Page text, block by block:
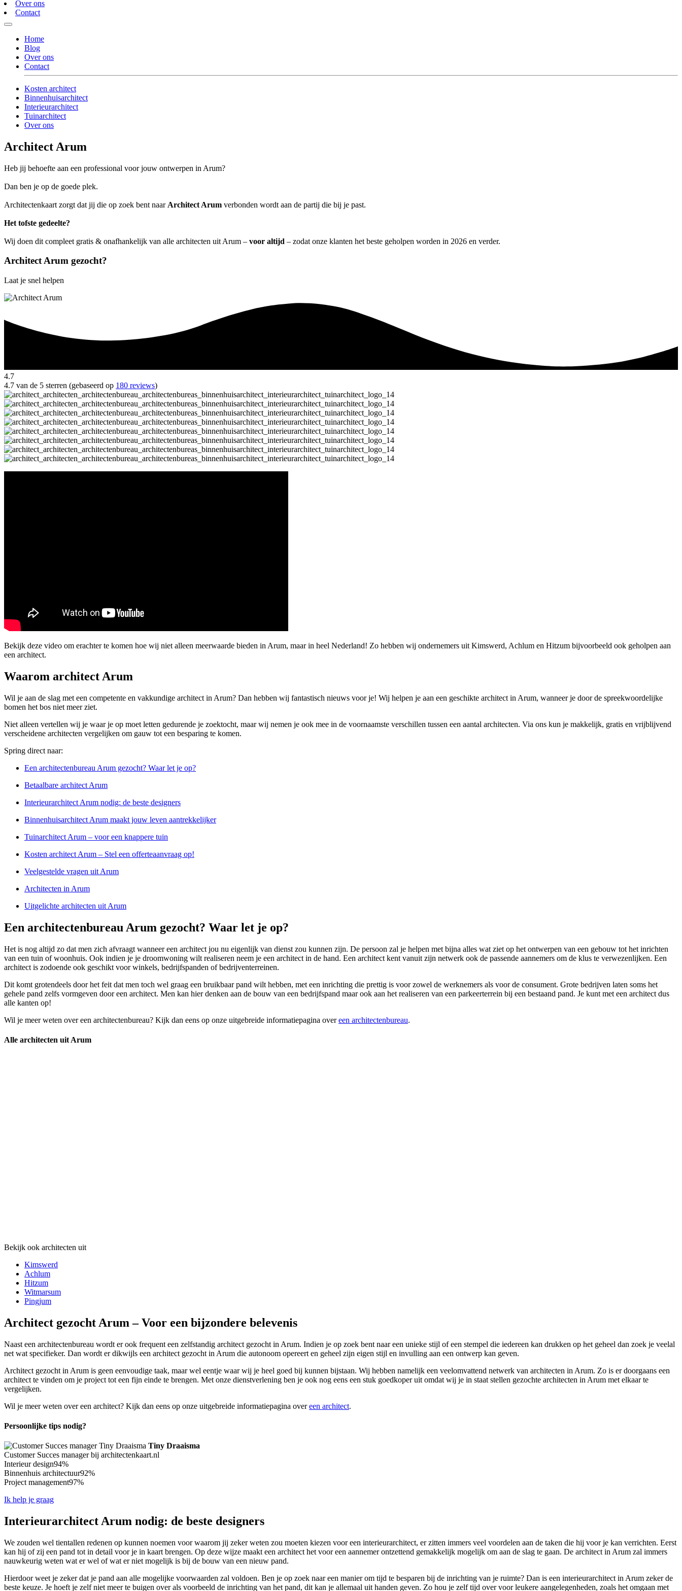
Over ons
Contact
Home
Blog
Over ons
Contact
Kosten architect
Binnenhuisarchitect
Interieurarchitect
Tuinarchitect
Over ons
Architect Arum
Heb jij behoefte aan een professional voor jouw ontwerpen in Arum?
Dan ben je op de goede plek.
Architectenkaart zorgt dat jij die op zoek bent naar Architect Arum verbonden wordt aan de partij die bij je past.
Het tofste gedeelte?
Wij doen dit compleet gratis & onafhankelijk van alle architecten uit Arum – voor altijd – zodat onze klanten het beste geholpen worden in 2026 en verder.
Architect Arum gezocht?
Laat je snel helpen
4.7
4.7 van de 5 sterren (gebaseerd op 180 reviews)
Bekijk deze video om erachter te komen hoe wij niet alleen meerwaarde bieden in Arum, maar in heel Nederland! Zo hebben wij ondernemers uit Kimswerd, Achlum en Hitzum bijvoorbeeld ook geholpen aan
een architect.
Waarom architect Arum
Wil je aan de slag met een competente en vakkundige architect in Arum? Dan hebben wij fantastisch nieuws voor je! Wij helpen je aan een geschikte architect in Arum, wanneer je door de spreekwoordelijke
bomen het bos niet meer ziet.
Niet alleen vertellen wij je waar je op moet letten gedurende je zoektocht, maar wij nemen je ook mee in de voornaamste verschillen tussen een aantal architecten. Via ons kun je makkelijk, gratis en vrijblijvend
verscheidene architecten vergelijken om gauw tot een besparing te komen.
Spring direct naar:
Een architectenbureau Arum gezocht? Waar let je op?
Betaalbare architect Arum
Interieurarchitect Arum nodig: de beste designers
Binnenhuisarchitect Arum maakt jouw leven aantrekkelijker
Tuinarchitect Arum – voor een knappere tuin
Kosten architect Arum – Stel een offerteaanvraag op!
Veelgestelde vragen uit Arum
Architecten in Arum
Uitgelichte architecten uit Arum
Een architectenbureau Arum gezocht? Waar let je op?
Het is nog altijd zo dat men zich afvraagt wanneer een architect jou nu eigenlijk van dienst zou kunnen zijn. De persoon zal je helpen met bijna alles wat ziet op het ontwerpen van een gebouw tot het inrichten
van een tuin of woonhuis. Ook indien je je droomwoning wilt realiseren neem je een architect in de hand. Een architect kent vanuit zijn netwerk ook de passende aannemers om de klus te verwezenlijken. Een
architect is zodoende ook geschikt voor winkels, bedrijfspanden of bedrijventerreinen.
Dit komt grotendeels door het feit dat men toch wel graag een bruikbaar pand wilt hebben, met een inrichting die prettig is voor zowel de werknemers als voor de consument. Grote bedrijven laten soms het
gehele pand zelfs vormgeven door een architect. Men kan hier denken aan de bouw van een bedrijfspand maar ook aan het realiseren van een parkeerterrein bij een bestaand pand. Je kunt met een architect dus
alle kanten op!
Wil je meer weten over een architectenbureau? Kijk dan eens op onze uitgebreide informatiepagina overeen architectenbureau.
Alle architecten uit Arum
Bekijk ook architecten uit
Kimswerd
Achlum
Hitzum
Witmarsum
Pingjum
Architect gezocht Arum – Voor een bijzondere belevenis
Naast een architectenbureau wordt er ook frequent een zelfstandig architect gezocht in Arum. Indien je op zoek bent naar een unieke stijl of een stempel die iedereen kan drukken op het geheel dan zoek je veelal
net wat specifieker. Dan wordt er dikwijls een architect gezocht in Arum die autonoom opereert en geheel zijn eigen stijl en invulling aan een ontwerp kan geven.
Architect gezocht in Arum is geen eenvoudige taak, maar wel eentje waar wij je heel goed bij kunnen bijstaan. Wij hebben namelijk een veelomvattend netwerk van architecten in Arum. Zo is er doorgaans een
architect te vinden om je project tot een fijn einde te brengen. Met onze dienstverlening ben je ook nog eens een stuk goedkoper uit omdat wij je in staat stellen gezochte architecten in Arum met elkaar te
vergelijken.
Wil je meer weten over een architect? Kijk dan eens op onze uitgebreide informatiepagina overeen architect.
Persoonlijke tips nodig?
Tiny Draaisma
Customer Succes manager bij architectenkaart.nl
Interieur design94%
Binnenhuis architectuur92%
Project management97%
Ik help je graag
Interieurarchitect Arum nodig: de beste designers
We zouden wel tientallen redenen op kunnen noemen voor waarom jij zeker weten zou moeten kiezen voor een interieurarchitect, er zitten immers veel voordelen aan de taken die hij voor je kan verrichten. Eerst
kan hij of zij een pand tot in detail voor je in kaart brengen. Op deze wijze maakt een architect het voor een aannemer ontzettend gemakkelijk mogelijk om aan de slag te gaan. De architect in Arum zal immers
nauwkeurig weten wat er wel of wat er niet mogelijk is bij de bouw van een nieuw pand.
Hierdoor weet je zeker dat je pand aan alle mogelijke voorwaarden zal voldoen. Ben je op zoek naar een manier om tijd te besparen bij de inrichting van je ruimte? Dan is een interieurarchitect in Arum zeker de
beste keuze. Je hoeft je zelf niet meer te buigen over als voorbeeld de inrichting van het pand, dit kan je allemaal uit handen geven. Zo hou je zelf tijd over voor leukere aangelegenheden, zoals het omgaan met